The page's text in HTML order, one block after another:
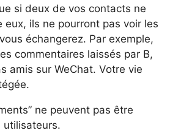
si deux de vos contacts ne
eux, ils ne pourront pas voir les
échangerez. Par exemple,
commentaires laissés par B,
amis sur WeChat. Votre vie
ne peuvent pas être
utilisateurs.